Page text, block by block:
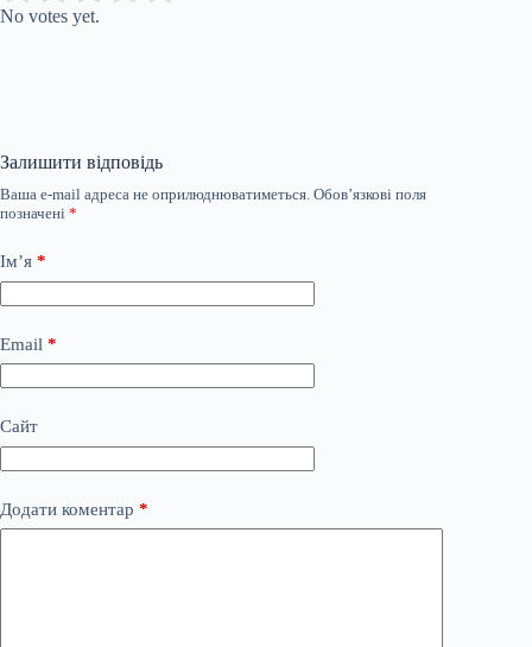
No votes yet.
Залишити відповідь
Ваша e-mail адреса не оприлюднюватиметься. Обов’язкові поля
позначені *
Ім’я *
Email *
Сайт
Додати коментар *